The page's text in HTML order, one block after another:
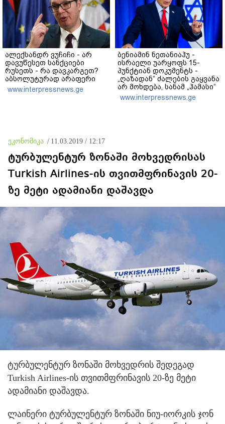
ალექსანდრ ვუჩიჩი - არ
დავუწესეთ სანქციები
რუსეთს - რა დავკარგეთ?
აბსოლუტურად არაფერი
www.interpressnews.ge
ბენიამინ ნეთანიაჰუ -
ისრაელი უარყოფს 15-
პუნქტიან დოკუმენტს -
„ღაზადან“ ძალების გაყვანა
არ მოხდება, სანამ „ჰამასი“
ნამდვილად არ
განიარაღდება
www.interpressnews.ge
ეკონომიკა / 11.03.2019 / 12:17
ტურბულენტურ ზონაში მოხვედრისას
Turkish Airlines-ის თვითმფრინავის 20-
ზე მეტი ადამიანი დაშავდა
ტურბულენტურ ზონაში მოხვედრის შედეგად
Turkish Airlines-ის თვითმფრინავის 20-ზე მეტი
ადამიანი დაშავდა.
ლაინერი ტურბულენტურ ზონაში ნიუ-იორკის ჯონ